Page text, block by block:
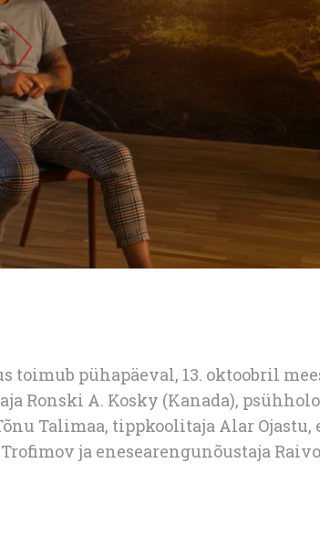
pühapäeval, 13. oktoobril
Ronski A. Kosky (Kanada),
Talimaa, tippkoolitaja Alar Ojastu,
ja enesearengunõustaja